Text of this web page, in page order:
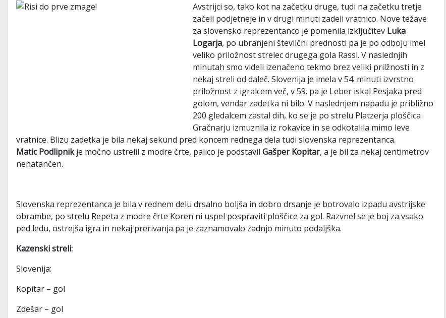
Avstrijci so, tako kot na začetku druge, tudi na začetku tretje
začeli podjetneje in v drugi minuti zadeli vratnico. Nove težave
za slovensko reprezentanco je pomenila izključitev Luka
Logarja, po ubranjeni številčni prednosti pa je po odboju imel
veliko priložnost strelec drugega gola Rassl. V naslednjih
minutah smo videli izenačeno tekmo brez veliki prilžnosti in z
nekaj streli od daleč. Slovenija je imela v 54. minuti izvrstno
priložnost z igralcem več, v 59. pa je Leber iskal Pesjaka pred
golom, vendar zadetka ni bilo. V naslednjem napadu je približno
200 gledalcem zastal dih, ko se je po strelu Platzerja ploščica
Gračnarju izmuznila iz rokavice in se odkotalila mimo leve
vratnice. Blizu zadetka je bila nekaj sekund pred koncem rednega dela tudi slovenska reprezentanca.
Matic Podlipnikje močno ustrelil z modre črte, palico je podstavil Gašper Kopitar, a je bil za nekaj centimetrov
nenatančen.
Slovenska reprezentanca je bila v rednem delu drsalno boljša in dobro drsanje je botrovalo izpadu avstrijske
obrambe, po strelu Repeta z modre črte Koren ni uspel pospraviti ploščice za gol. Razvnel se je boj za vsako
ped ledu, ostrejša igra in nekaj prerivanja pa je zaznamovalo zadnjo minuto podaljška.
Kazenski streli:
Slovenija:
Kopitar – gol
Zdešar – gol